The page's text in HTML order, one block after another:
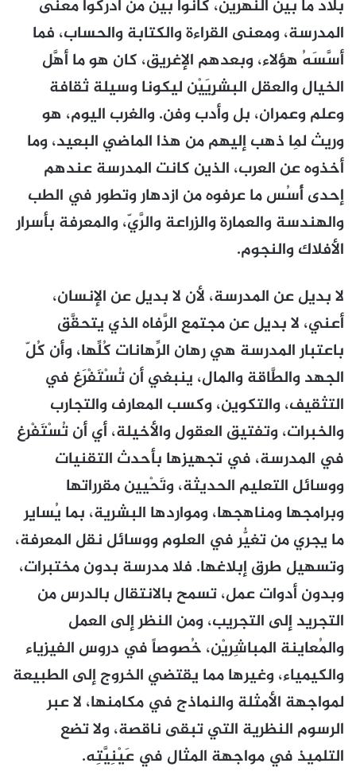
بلاد ما بين النهرين، كانوا بين من أدْركُوا معنى
المدرسة، ومعنى القراءة والكتابة والحساب، فما
أسَّسَهُ هؤلاء، وبعدهم الإغريق، كان هو ما أهَّل
الخيال والعقل البشرِيَيْن ليكونا وسيلة ثقافة
وعلم وعمران، بل وأدب وفن. والغرب اليوم، هو
وريث لِما ذهب إليهم من هذا الماضي البعيد، وما
أخذوه عن العرب، الذين كانت المدرسة عندهم
إحدى أُسُس ما عرفوه من ازدهار وتطور في الطب
والهندسة والعمارة والزراعة والرَّيّ، والمعرفة بأسرار
الأفلاك والنجوم.
لا بديل عن المدرسة، لأن لا بديل عن الإنسان،
أعني، لا بديل عن مجتمع الرَّفاه الذي يتحقَّق
باعتبار المدرسة هي رهان الرِّهانات كُلِّها، وأن كُلّ
الجهد والطَّاقة والمال، ينبغي أن تُسْتَفْرَغ في
التثقيف، والتكوين، وكسب المعارف والتجارب
والخبرات، وتفتيق العقول والأخيلة، أي أن تُسْتَفْرغ
في المدرسة، في تجهيزها بأحدث التقنيات
ووسائل التعليم الحديثة، وتَحْيين مقرراتها
وبرامجها ومناهجها، ومواردها البشرية، بما يُسايِر
ما يجري من تغيُّر في العلوم ووسائل نقل المعرفة،
وتسهيل طرق إبلاغها. فلا مدرسة بدون مختبرات،
وبدون أدوات عمل، تسمح بالانتقال بالدرس من
التجريد إلى التجريب، ومن النظر إلى العمل
والمُعاينة المباشِريْن، خُصوصاً في دروس الفيزياء
والكيمياء، وغيرها مما يقتضي الخروج إلى الطبيعة
لمواجهة الأمثلة والنماذج في مكامنها، لا عبر
الرسوم النظرية التي تبقى ناقصة، ولا تضع
التلميذ في مواجهة المثال في عَيْنِيَّتِه.